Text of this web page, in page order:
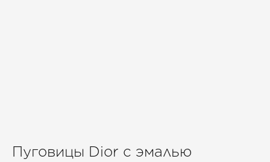
Пуговицы Dior с эмалью